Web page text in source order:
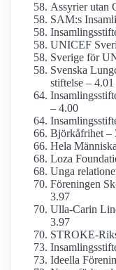
Assyrier utan
SAM:s
UNICEF
Sverige för
Svenska
stiftelse – 4.01
– 4.00
Björkåfrihet –
Hela
Loza
Unga
Föreningen
3.97
Ulla-Carin
3.97
STROKE-
Ideella